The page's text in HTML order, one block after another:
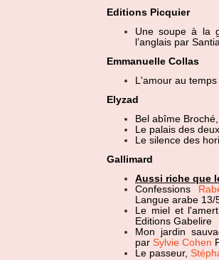
Editions Picquier
Une soupe à la
l’anglais par
Emmanuelle Collas
L'amour au
Elyzad
Bel abîme
Le palais des
Le silence des
Gallimard
Aussi riche que
Confessions
Langue arabe 13/
Le miel et
Editions Gabelire
Mon jardin
par Sylvie Cohen
Le passeur,